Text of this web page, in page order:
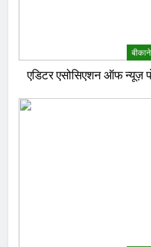
एडिटर एसोसिएशन ऑफ न्यूज़